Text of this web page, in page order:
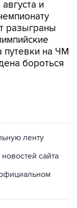
разыграны
на ЧМ
бороться
сайта